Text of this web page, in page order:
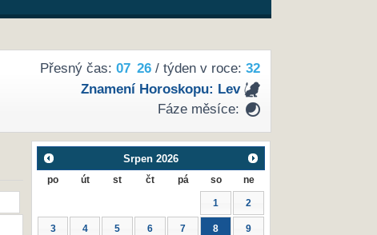
Přesný čas: 07 26/ týden v roce: 32
Znamení Horoskopu: Lev
Fáze měsíce:
Srpen 2026
po út st čt pá so ne
1 2
3 4 5 6 7 8 9